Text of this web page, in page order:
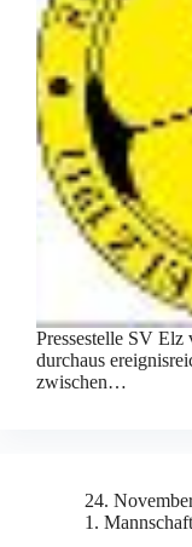
Pressestelle SV
durchaus
zwischen…
24.
1. Mannschaft